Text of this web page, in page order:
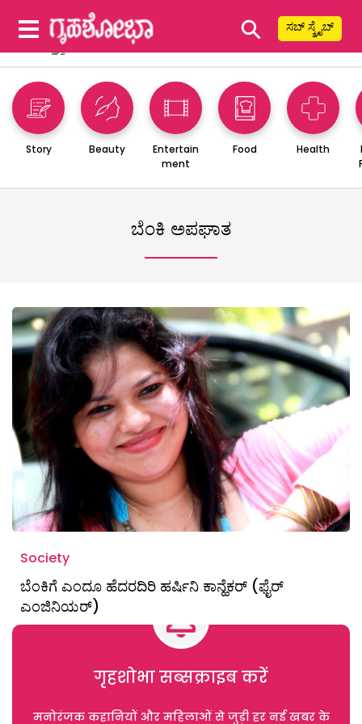
⚲ ಸಬ್ ಸ್ಕ್ರೈಬ್
Story Beauty
Entertain
ment
Food Health
ಬೆಂಕಿ ಅಪಘಾತ
Society
ಬೆಂಕಿಗೆ ಎಂದೂ ಹೆದರದಿರಿ ಹರ್ಷಿನಿ ಕಾನ್ಹೆಕರ್ (ಫೈರ್
ಎಂಜಿನಿಯರ್)
गृहशोभा सब्सक्राइब करें
मनोरंजक कहानियों और महिलाओं से जुड़ी हर नई खबर के